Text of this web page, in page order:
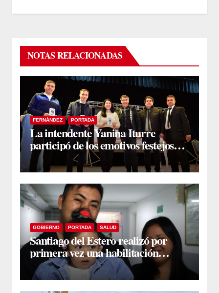
NOTAS RELACIONADAS
FERNÁNDEZ PORTADA
La intendente Yanina Iturre
participó de los emotivos festejos
por el Aniversario del Taekwon-Do
en Fernández
GOBIERNO PORTADA SALUD
Santiago del Estero realizó por
primera vez una habilitación
auditiva con vincha de conducción
ósea